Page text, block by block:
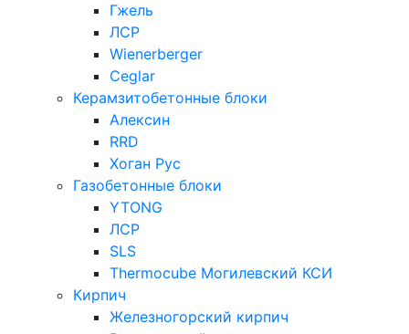
Гжель
ЛСР
Wienerberger
Ceglar
Керамзитобетонные блоки
Алексин
RRD
Хоган Рус
Газобетонные блоки
YTONG
ЛСР
SLS
Thermocube Могилевский КСИ
Кирпич
Железногорский кирпич